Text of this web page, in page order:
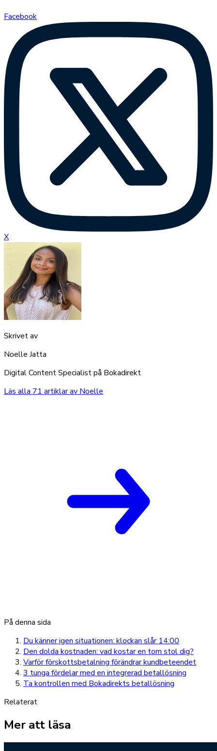
Facebook
X
Skrivet av
Noelle Jatta
Digital Content Specialist på Bokadirekt
Läs alla 71 artiklar av Noelle
På denna sida
Du känner igen situationen: klockan slår 14:00
Den dolda kostnaden: vad kostar en tom stol dig?
Varför förskottsbetalning förändrar kundbeteendet
3 tunga fördelar med en integrerad betallösning
Ta kontrollen med Bokadirekts betallösning
Relaterat
Mer att läsa